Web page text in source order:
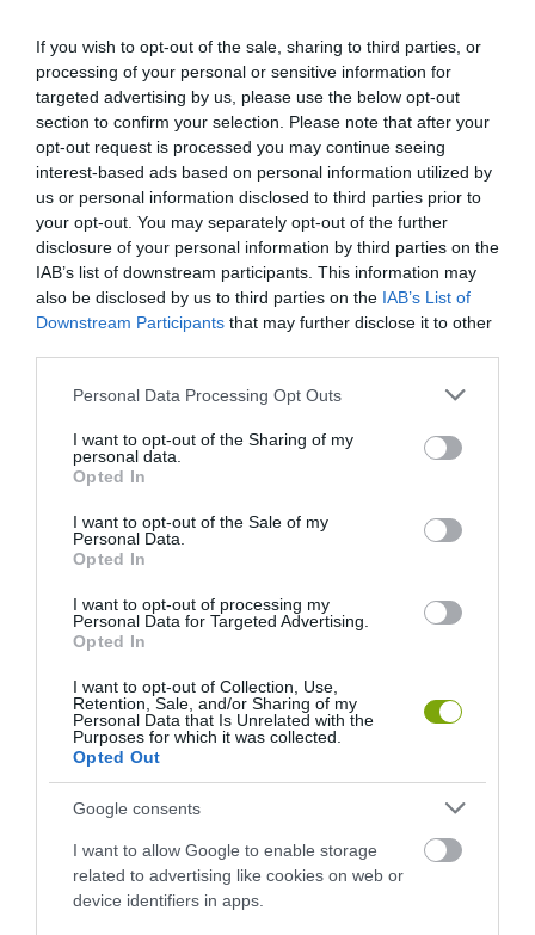
If you wish to opt-out of the sale, sharing to third parties, or
processing of your personal or sensitive information for
targeted advertising by us, please use the below opt-out
section to confirm your selection. Please note that after your
opt-out request is processed you may continue seeing
interest-based ads based on personal information utilized by
us or personal information disclosed to third parties prior to
your opt-out. You may separately opt-out of the further
disclosure of your personal information by third parties on the
IAB’s list of downstream participants. This information may
also be disclosed by us to third parties on the IAB’s List of
Downstream Participants that may further disclose it to other
Please note that this website/app uses one or more Google
not limited to your visit or usage behaviour. You may click to
grant or deny consent to Google and its third-party tags to
use your data for below specified purposes in below Google
consent section.
Personal Data Processing Opt Outs
I want to opt-out of the Sharing of my
personal data.
Opted In
I want to opt-out of the Sale of my
Personal Data.
Opted In
I want to opt-out of processing my
Personal Data for Targeted Advertising.
Opted In
I want to opt-out of Collection, Use,
Retention, Sale, and/or Sharing of my
Personal Data that Is Unrelated with the
Purposes for which it was collected.
Opted Out
Google consents
I want to allow Google to enable storage
related to advertising like cookies on web or
device identifiers in apps.
EGY TENYÉRBEN ELFÉR A VILÁG LEGKISEBB NYULA, AMELY A
VADONBAN MÁR KIHALT
HASONLÓ ÉRDEKESSÉGEK
SZÍNES HALAKBÓL ÁLL: MOST
500 EDDIG ISMERETLEN
LAKÓJÁT MUTATTA MEG
2026-08-06
KÖRNYÉKÉN: TERMÉSZET,
SZŐLŐ ÉS KOMLÓ
TALÁLKOZÁSA